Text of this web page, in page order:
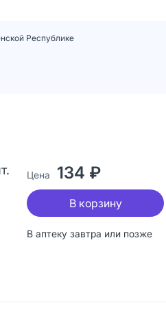
Республике
В аптеку завтра или позже
Цена 134 ₽
В корзину